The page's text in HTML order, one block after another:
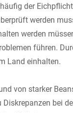
der
werden
werden
führen.
Land einhalten.
von starker
bei